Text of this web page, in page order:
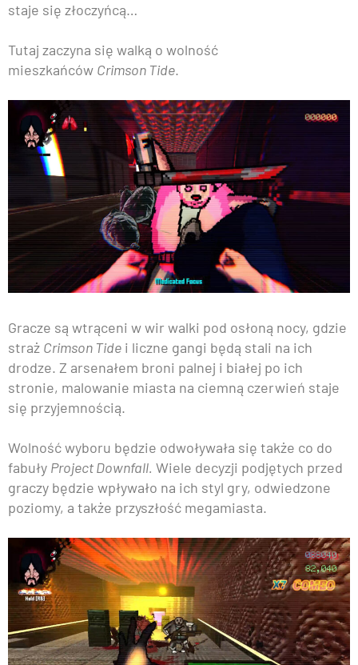
staje się złoczyńcą…
Tutaj zaczyna się walką o wolność
mieszkańców Crimson Tide.
Gracze są wtrąceni w wir walki pod osłoną nocy, gdzie
straż Crimson Tide i liczne gangi będą stali na ich
drodze. Z arsenałem broni palnej i białej po ich
stronie, malowanie miasta na ciemną czerwień staje
się przyjemnością.
Wolność wyboru będzie odwoływała się także co do
fabuły Project Downfall. Wiele decyzji podjętych przed
graczy będzie wpływało na ich styl gry, odwiedzone
poziomy, a także przyszłość megamiasta.